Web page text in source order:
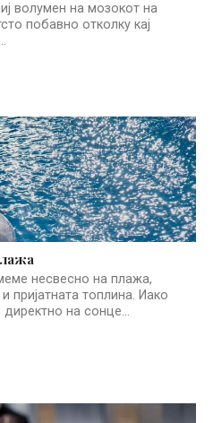
волумен на мозокот на
побавно отколку кај
несвесно на плажа,
пријатната топлина. Иако
на сонце...